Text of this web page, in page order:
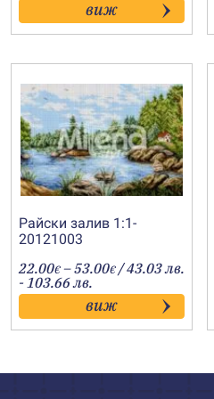
through
55.00€
виж
Райски залив 1:1-
20121003
22.00€ –53.00€Price
range:
22.00€
through
53.00€
/ 43.03 лв.
- 103.66 лв.
виж